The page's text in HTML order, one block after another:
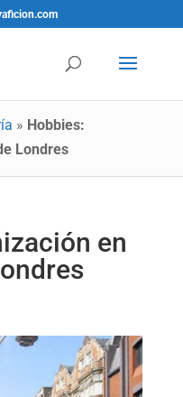
» Hobbies:
Londres
en